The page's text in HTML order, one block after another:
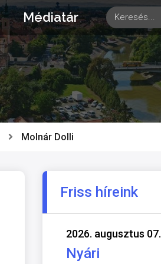
Médiatár
Molnár Dolli
Friss híreink
2026. augusztus 07.
Nyári